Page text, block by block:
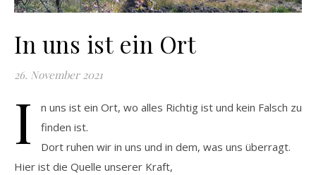
In uns ist ein Ort
26. November 2021
I
n uns ist ein Ort, wo alles Richtig ist und kein Falsch zu
finden ist.
Dort ruhen wir in uns und in dem, was uns überragt.
Hier ist die Quelle unserer Kraft,